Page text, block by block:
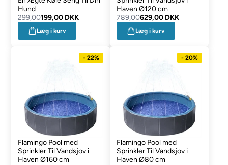
Hund
299,00199,00 DKK
Læg i kurv
Haven Ø120 cm
789,00629,00 DKK
Læg i kurv
- 22%
Flamingo Pool med
Sprinkler Til Vandsjov i
Haven Ø160 cm
- 20%
Flamingo Pool med
Sprinkler Til Vandsjov i
Haven Ø80 cm